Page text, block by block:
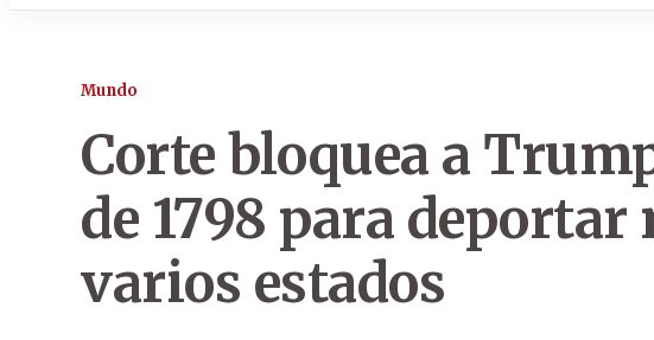
Mundo
Corte bloquea a
de 1798 para
varios estados